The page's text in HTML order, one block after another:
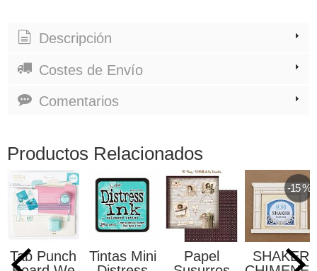
Descripción
Costes de Envío
Comentarios
Productos Relacionados
Tab Punch
Tintas Mini
Papel
-15 %
SHAKER